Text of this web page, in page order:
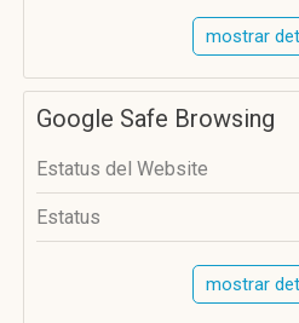
mostrar
Google Safe Browsing
Estatus del Website
Estatus
mostrar